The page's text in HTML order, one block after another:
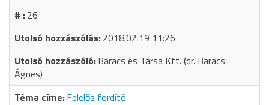
26
2018.02.19 11:26
Baracs és Társa Kft. (dr. Baracs
Ágnes)
Felelős fordító